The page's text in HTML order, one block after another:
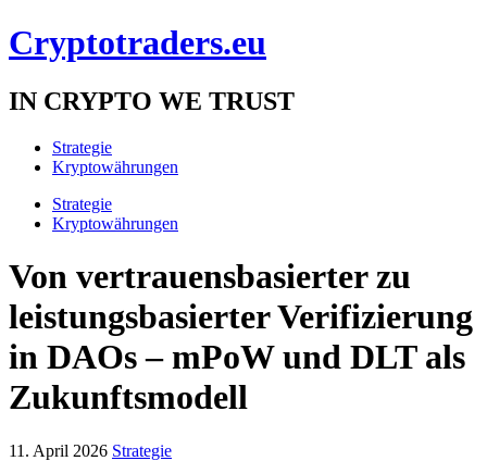
Cryptotraders.eu
IN CRYPTO WE TRUST
Strategie
Kryptowährungen
Strategie
Kryptowährungen
Von vertrauensbasierter zu
leistungsbasierter Verifizierung
in DAOs – mPoW und DLT als
Zukunftsmodell
11. April 2026 Strategie